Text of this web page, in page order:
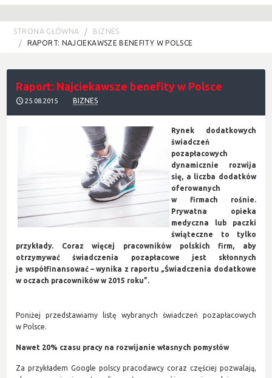
STRONA GŁÓWNA
BIZNES
RAPORT: NAJCIEKAWSZE BENEFITY W POLSCE
Raport: Najciekawsze benefity w Polsce
25.08.2015 BIZNES
Rynek dodatkowych
świadczeń
pozapłacowych
dynamicznie rozwija
się, a liczba dodatków
oferowanych
w firmach rośnie.
Prywatna opieka
medyczna lub paczki
świąteczne to tylko
przykłady. Coraz więcej pracowników polskich firm, aby
otrzymywać świadczenia pozapłacowe jest skłonnych
je współfinansować – wynika z raportu „Świadczenia dodatkowe
w oczach pracowników w 2015 roku”.
Poniżej przedstawiamy listę wybranych świadczeń pozapłacowych
w Polsce.
Nawet 20% czasu pracy na rozwijanie własnych pomysłów
Za przykładem Google polscy pracodawcy coraz częściej pozwalają,